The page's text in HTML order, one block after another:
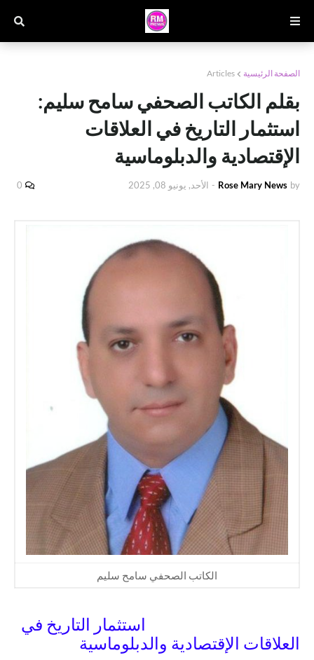
الصفحة الرئيسية Articles
بقلم الكاتب الصحفي سامح سليم:
استثمار التاريخ في العلاقات
الإقتصادية والدبلوماسية
by
Rose Mary News
- الأحد, يونيو 08, 2025 0
الكاتب الصحفي سامح سليم
استثمار التاريخ في
العلاقات الإقتصادية والدبلوماسية